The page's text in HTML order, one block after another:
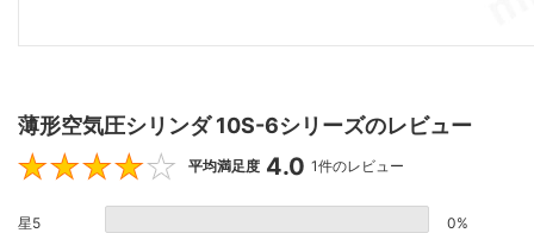
薄形空気圧シリンダ 10S-6シリーズのレビュー
4
平均満足度 4.0 1件のレビュー
星5 0%